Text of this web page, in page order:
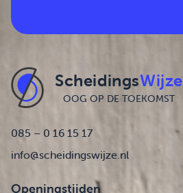
ScheidingsWijze
OOG OP DE TOEKOMST
085 – 0 16 15 17
info@scheidingswijze.nl
Openingstijden